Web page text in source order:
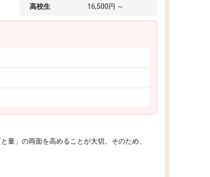
高校生 16,500円 ～
量」の両面を高めることが大切。そのため、